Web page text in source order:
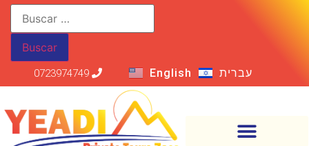
0723974749 English עברית